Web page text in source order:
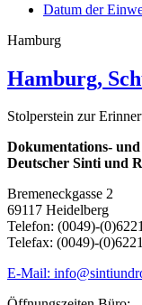
Datum der
Hamburg
Hamburg,
Stolperstein zur
Dokumentations-
Deutscher Sinti und
Bremeneckgasse 2
69117 Heidelberg
Telefon: (0049)-
Telefax: (0049)-
E-Mail: